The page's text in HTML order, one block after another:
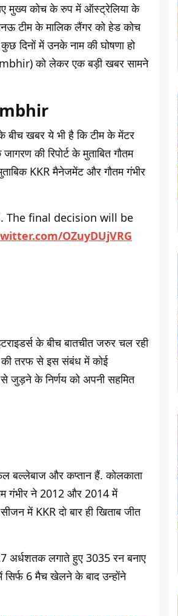
मुख्य कोच के रुप में ऑस्ट्रेलिया के
टीम के मालिक लैंगर को हेड कोच
दिनों में उनके नाम की घोषणा हो
को लेकर एक बड़ी खबर सामने
खबर ये भी है कि टीम के मेंटर
की रिपोर्ट के मुताबित गौतम
KKR मैनेजमेंट और गौतम गंभीर
The final decision will be
OZuyDUjVRG
के बीच बातचीत जरुर चल रही
तरफ से इस संबंध में कोई
जुड़ने के निर्णय को अपनी सहमित
बल्लेबाज और कप्तान हैं. कोलकाता
गंभीर ने 2012 और 2014 में
में KKR दो बार ही खिताब जीत
अर्धशतक लगाते हुए 3035 रन बनाए
6 मैच खेलने के बाद उन्होंने